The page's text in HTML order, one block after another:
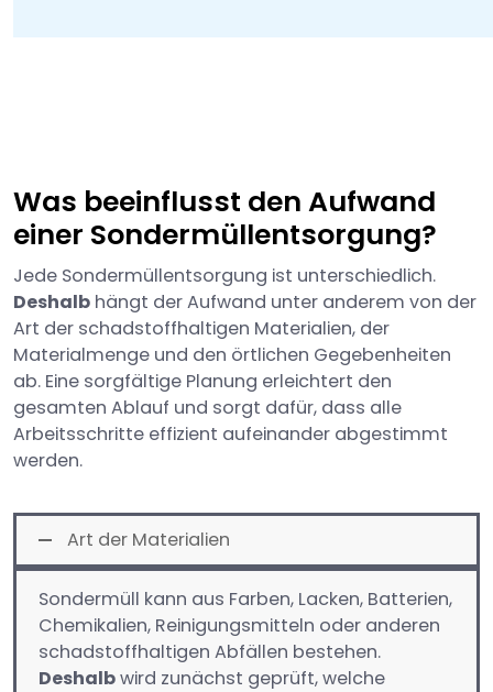
Was beeinflusst den Aufwand
einer Sondermüllentsorgung?
Jede Sondermüllentsorgung ist unterschiedlich.
Deshalb hängt der Aufwand unter anderem von der
Art der schadstoffhaltigen Materialien, der
Materialmenge und den örtlichen Gegebenheiten
ab. Eine sorgfältige Planung erleichtert den
gesamten Ablauf und sorgt dafür, dass alle
Arbeitsschritte effizient aufeinander abgestimmt
werden.
Art der Materialien
Sondermüll kann aus Farben, Lacken, Batterien,
Chemikalien, Reinigungsmitteln oder anderen
schadstoffhaltigen Abfällen bestehen.
Deshalbwird zunächst geprüft, welche